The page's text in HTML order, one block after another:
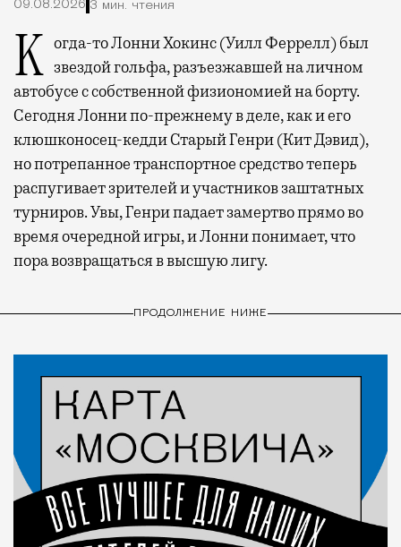
09.08.2026 3 мин. чтения
Когда-то Лонни Хокинс (Уилл Феррелл) был звездой гольфа, разъезжавшей на личном
автобусе с собственной физиономией на борту.
Сегодня Лонни по-прежнему в деле, как и его
клюшконосец-кедди Старый Генри (Кит Дэвид),
но потрепанное транспортное средство теперь
распугивает зрителей и участников заштатных
турниров. Увы, Генри падает замертво прямо во
время очередной игры, и Лонни понимает, что
пора возвращаться в высшую лигу.
ПРОДОЛЖЕНИЕ НИЖЕ